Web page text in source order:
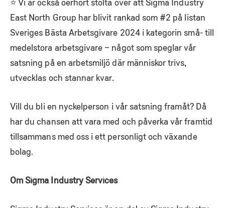
⭐ Vi är också oerhört stolta över att Sigma Industry
East North Group har blivit rankad som #2 på listan
Sveriges Bästa Arbetsgivare 2024 i kategorin små- till
medelstora arbetsgivare – något som speglar vår
satsning på en arbetsmiljö där människor trivs,
utvecklas och stannar kvar.
Vill du bli en nyckelperson i vår satsning framåt? Då
har du chansen att vara med och påverka vår framtid
tillsammans med oss i ett personligt och växande
bolag.
Om Sigma Industry Services